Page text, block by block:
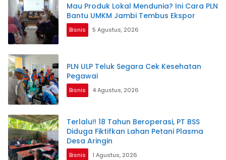
Mau Produk Lokal Mendunia? Ini Cara PLN
Bantu UMKM Jambi Tembus Ekspor
Bisnis 5 Agustus, 2026
PLN ULP Teluk Segara Cek Kesehatan
Pegawai
Bisnis 4 Agustus, 2026
Terlalu!! 18 Tahun Beroperasi, PT BSS
Diduga Fiktifkan Lahan Petani Plasma
Desa Aringin
Bisnis 1 Agustus, 2026